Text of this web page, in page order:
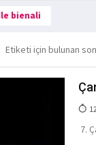
bienali
Etiketi için bulunan
7.